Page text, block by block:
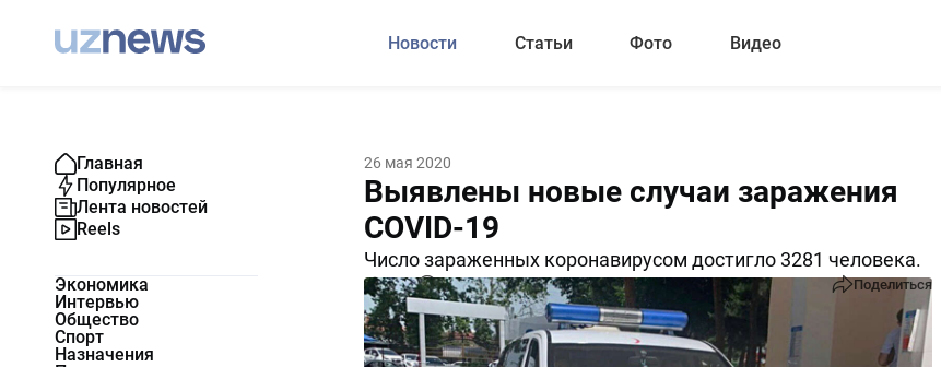
Новости Статьи Фото Видео
Главная
Популярное
Лента новостей
Reels
Экономика
Интервью
Общество
Спорт
Назначения
26 мая 2020
Выявлены новые случаи заражения
COVID-19
Число зараженных коронавирусом достигло 3281 человека.
9737 0 Поделиться